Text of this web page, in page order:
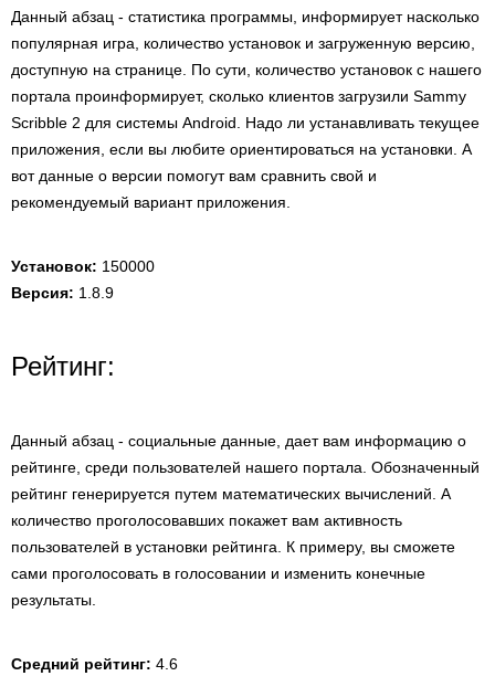
Данный абзац - статистика программы, информирует насколько
популярная игра, количество установок и загруженную версию,
доступную на странице. По сути, количество установок с нашего
портала проинформирует, сколько клиентов загрузили Sammy
Scribble 2 для системы Android. Надо ли устанавливать текущее
приложения, если вы любите ориентироваться на установки. А
вот данные о версии помогут вам сравнить свой и
рекомендуемый вариант приложения.
Установок: 150000
Версия: 1.8.9
Рейтинг:
Данный абзац - социальные данные, дает вам информацию о
рейтинге, среди пользователей нашего портала. Обозначенный
рейтинг генерируется путем математических вычислений. А
количество проголосовавших покажет вам активность
пользователей в установки рейтинга. К примеру, вы сможете
сами проголосовать в голосовании и изменить конечные
результаты.
Средний рейтинг: 4.6